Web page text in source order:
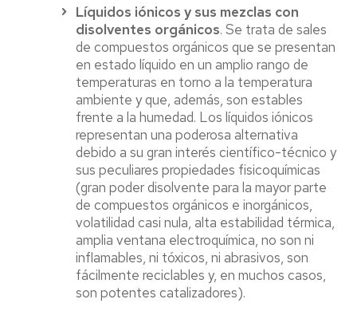
Líquidos iónicos y sus mezclas con
disolventes orgánicos. Se trata de sales
de compuestos orgánicos que se presentan
en estado líquido en un amplio rango de
temperaturas en torno a la temperatura
ambiente y que, además, son estables
frente a la humedad. Los líquidos iónicos
representan una poderosa alternativa
debido a su gran interés científico-técnico y
sus peculiares propiedades fisicoquímicas
(gran poder disolvente para la mayor parte
de compuestos orgánicos e inorgánicos,
volatilidad casi nula, alta estabilidad térmica,
amplia ventana electroquímica, no son ni
inflamables, ni tóxicos, ni abrasivos, son
fácilmente reciclables y, en muchos casos,
son potentes catalizadores).